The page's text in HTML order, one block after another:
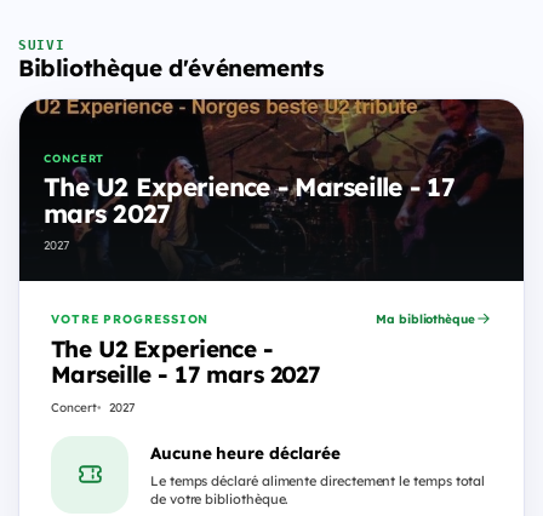
SUIVI
Bibliothèque d'événements
CONCERT
The U2 Experience - Marseille - 17
mars 2027
2027
VOTRE PROGRESSION
The U2 Experience -
Marseille - 17 mars 2027
Concert 2027
Ma bibliothèque
Aucune heure déclarée
Le temps déclaré alimente directement le temps total
de votre bibliothèque.